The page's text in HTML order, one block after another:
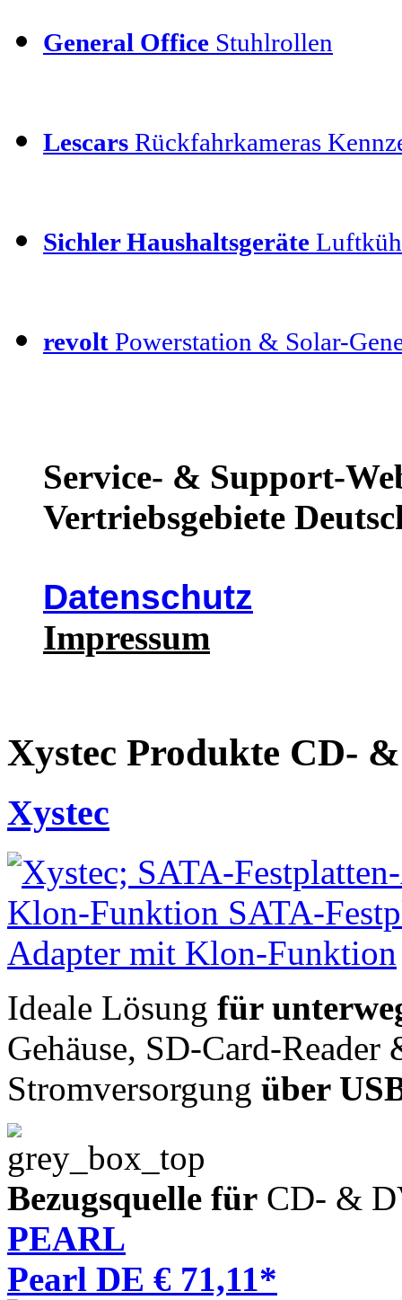
General Office Stuhlrollen
Lescars Rückfahrkameras
Sichler Haushaltsgeräte
revolt Powerstation & Solar-
Service- & Support-
Vertriebsgebiete
Datenschutz
Impressum
Xystec Produkte CD-
Xystec
Ideale Lösung für
Gehäuse, SD-Card-
Stromversorgung über
Bezugsquelle für CD- &
PEARL
Pearl DE € 71,11*